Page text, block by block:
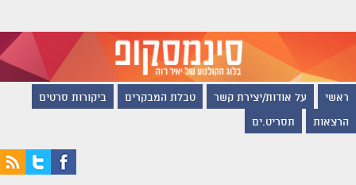
ראשי על אודות/יצירת קשר טבלת המבקרים ביקורות סרטים
הרצאות תסריט.ים